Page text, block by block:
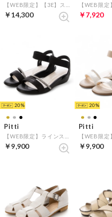
￥14,300 ￥7,920
20
Pitti
￥9,900
20
Pitti
￥9,900